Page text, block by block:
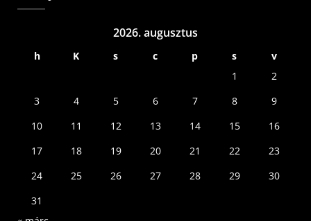
2026. augusztus
h K s c p s
v
1
2
3
4 5 6 7 8
9
10
11 12 13 14 15
16
17
18 19 20 21 22
23
24
25 26 27 28 29
30
31